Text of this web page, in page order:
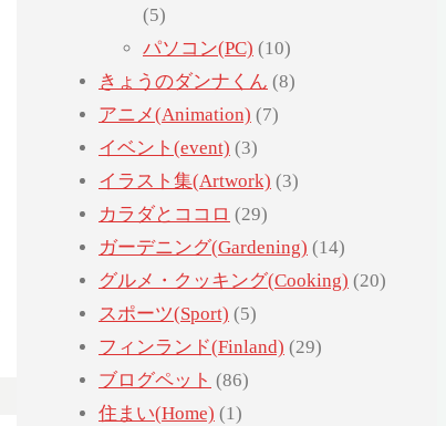
(5)
パソコン(PC) (10)
きょうのダンナくん (8)
アニメ(Animation) (7)
イベント(event) (3)
イラスト集(Artwork) (3)
カラダとココロ (29)
ガーデニング(Gardening) (14)
グルメ・クッキング(Cooking) (20)
スポーツ(Sport) (5)
フィンランド(Finland) (29)
ブログペット (86)
住まい(Home) (1)